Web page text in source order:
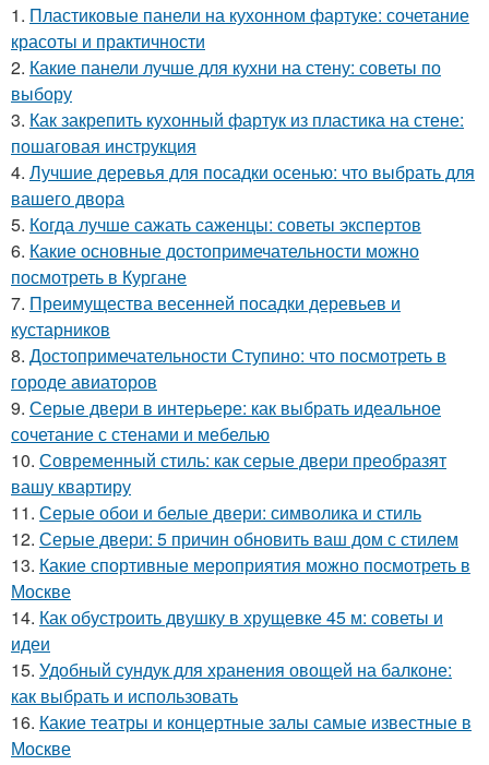
1. Пластиковые панели на кухонном фартуке: сочетание
красоты и практичности
2. Какие панели лучше для кухни на стену: советы по
выбору
3. Как закрепить кухонный фартук из пластика на стене:
пошаговая инструкция
4. Лучшие деревья для посадки осенью: что выбрать для
вашего двора
5. Когда лучше сажать саженцы: советы экспертов
6. Какие основные достопримечательности можно
посмотреть в Кургане
7. Преимущества весенней посадки деревьев и
кустарников
8. Достопримечательности Ступино: что посмотреть в
городе авиаторов
9. Серые двери в интерьере: как выбрать идеальное
сочетание с стенами и мебелью
10. Современный стиль: как серые двери преобразят
вашу квартиру
11. Серые обои и белые двери: символика и стиль
12. Серые двери: 5 причин обновить ваш дом с стилем
13. Какие спортивные мероприятия можно посмотреть в
Москве
14. Как обустроить двушку в хрущевке 45 м: советы и
идеи
15. Удобный сундук для хранения овощей на балконе:
как выбрать и использовать
16. Какие театры и концертные залы самые известные в
Москве